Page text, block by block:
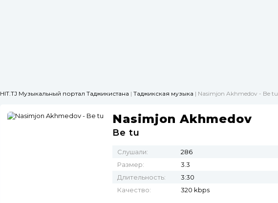
HIT.TJ Музыкальный портал Таджикистана | Таджикская музыка | Nasimjon Akhmedov - Be tu
Nasimjon Akhmedov
Be tu
Слушали:
286
Размер:
3.3
Длительность:
3:30
Качество:
320 kbps